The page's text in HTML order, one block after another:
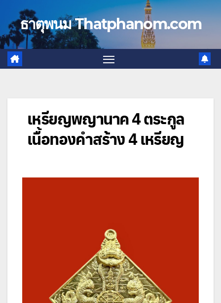
contentธาตุพนม Thatphanom.com
เหรียญพญานาค 4 ตระกูล
เนื้อทองคำสร้าง 4 เหรียญ